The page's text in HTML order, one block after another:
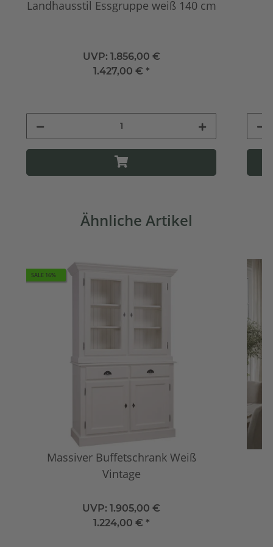
Landhausstil Essgruppe weiß 140 cm
UVP: 1.856,00 €
1.427,00 € *
Ähnliche Artikel
SALE 16%
Massiver Buffetschrank Weiß
Vintage
UVP: 1.905,00 €
1.224,00 € *